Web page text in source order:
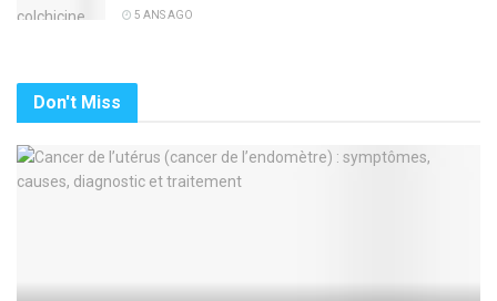
5 ANS AGO
Don't Miss